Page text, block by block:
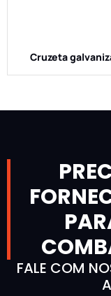
Cruzeta
FALE COM